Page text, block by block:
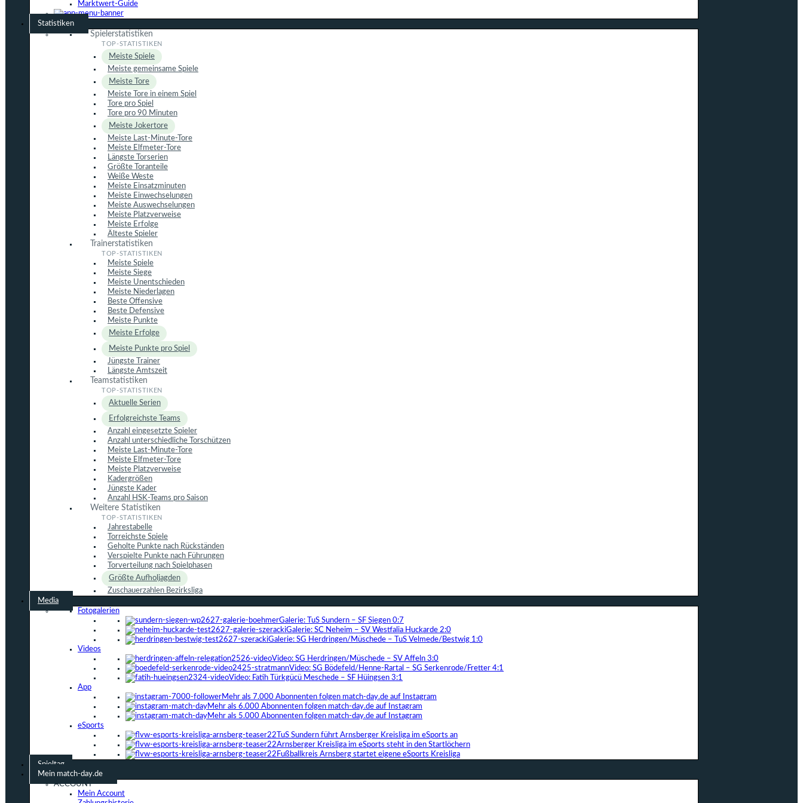
Marktwert-Guide
Statistiken
Spielerstatistiken
Meiste Spiele
Meiste gemeinsame Spiele
Meiste Tore
Meiste Tore in einem Spiel
Tore pro Spiel
Tore pro 90 Minuten
Meiste Jokertore
Meiste Last-Minute-Tore
Meiste Elfmeter-Tore
Längste Torserien
Größte Toranteile
Weiße Weste
Meiste Einsatzminuten
Meiste Einwechselungen
Meiste Auswechselungen
Meiste Platzverweise
Meiste Erfolge
Älteste Spieler
Trainerstatistiken
Meiste Spiele
Meiste Siege
Meiste Unentschieden
Meiste Niederlagen
Beste Offensive
Beste Defensive
Meiste Punkte
Meiste Erfolge
Meiste Punkte pro Spiel
Jüngste Trainer
Längste Amtszeit
Teamstatistiken
Aktuelle Serien
Erfolgreichste Teams
Anzahl eingesetzte Spieler
Anzahl unterschiedliche Torschützen
Meiste Last-Minute-Tore
Meiste Elfmeter-Tore
Meiste Platzverweise
Kadergrößen
Jüngste Kader
Anzahl HSK-Teams pro Saison
Weitere Statistiken
Jahrestabelle
Torreichste Spiele
Geholte Punkte nach Rückständen
Verspielte Punkte nach Führungen
Torverteilung nach Spielphasen
Größte Aufholjagden
Zuschauerzahlen Bezirksliga
Media
Fotogalerien
Galerie: TuS Sundern – SF Siegen 0:7
Galerie: SC Neheim – SV Westfalia Huckarde 2:0
Galerie: SG Herdringen/Müschede – TuS Velmede/Bestwig 1:0
Videos
Video: SG Herdringen/Müschede – SV Affeln 3:0
Video: SG Bödefeld/Henne-Rartal – SG Serkenrode/Fretter 4:1
Video: Fatih Türkgücü Meschede – SF Hüingsen 3:1
App
Mehr als 7.000 Abonnenten folgen match-day.de auf Instagram
Mehr als 6.000 Abonnenten folgen match-day.de auf Instagram
Mehr als 5.000 Abonnenten folgen match-day.de auf Instagram
eSports
TuS Sundern führt Arnsberger Kreisliga im eSports an
Arnsberger Kreisliga im eSports steht in den Startlöchern
Fußballkreis Arnsberg startet eigene eSports Kreisliga
Spieltag
Mein match-day.de
ACCOUNT
Mein Account